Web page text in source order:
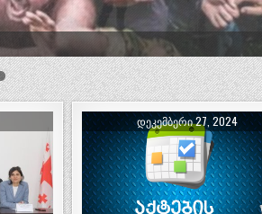
ᲓᲔᲙᲔᲛᲑᲔᲠᲘ 27, 2024